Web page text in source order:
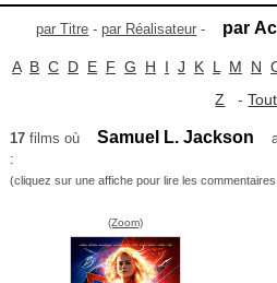
par Titre -par Réalisateur - par
A B C D E F G H I J K L M N
Z -Tout
17films où Samuel L. Jackson
:
(cliquez sur une affiche pour lire les
(Zoom)